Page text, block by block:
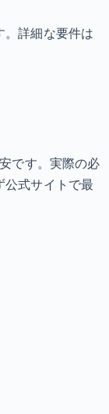
。詳細な要件は
です。実際の必
公式サイトで最